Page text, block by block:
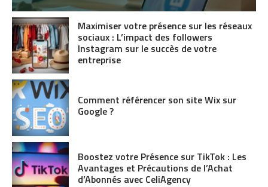
Maximiser votre présence sur les réseaux
sociaux : L’impact des followers
Instagram sur le succès de votre
entreprise
Comment référencer son site Wix sur
Google ?
Boostez votre Présence sur TikTok : Les
Avantages et Précautions de l’Achat
d’Abonnés avec CeliAgency